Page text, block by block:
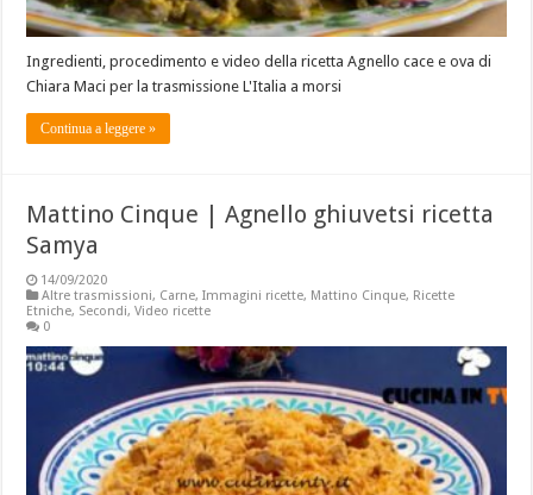
Ingredienti, procedimento e video della ricetta Agnello cace e ova di
Chiara Maci per la trasmissione L'Italia a morsi
Continua a leggere »
Mattino Cinque | Agnello ghiuvetsi ricetta
Samya
14/09/2020
Altre trasmissioni, Carne,Immagini ricette, Mattino Cinque, Ricette
Etniche, Secondi,Video ricette
0